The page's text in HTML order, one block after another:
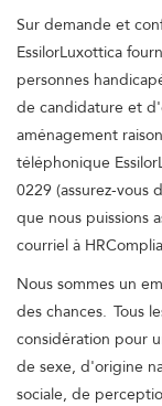
Sur demande et
EssilorLuxottica
personnes
de candidature et
aménagement
téléphonique
0229 (assurez-vous
que nous puissions
courriel à
Nous sommes un
des chances. Tous
considération pour
de sexe, d'origine
sociale, de